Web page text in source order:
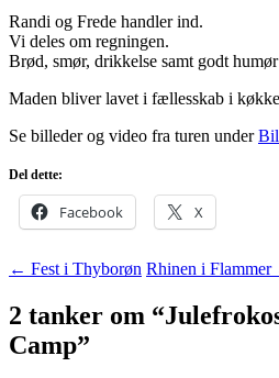
Randi og Frede handler ind.
Vi deles om regningen.
Brød, smør, drikkelse samt godt
Maden bliver lavet i fællesskab i
Se billeder og video fra turen under
Del dette:
Facebook X
Indlægsnavigation
← Fest i Thyborøn Rhinen i Flammer
2 tanker om “
Camp”